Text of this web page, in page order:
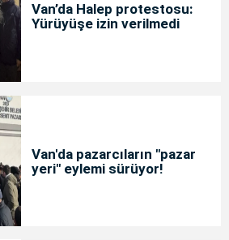
Van’da Halep protestosu:
Yürüyüşe izin verilmedi
Van'da pazarcıların "pazar
yeri" eylemi sürüyor!